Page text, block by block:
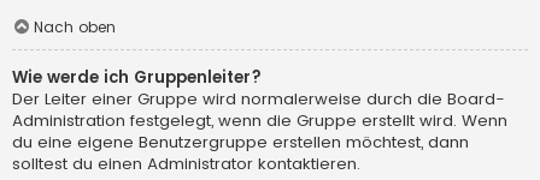
Nach oben
Wie werde ich Gruppenleiter?
Der Leiter einer Gruppe wird normalerweise durch die Board-
Administration festgelegt, wenn die Gruppe erstellt wird. Wenn
du eine eigene Benutzergruppe erstellen möchtest, dann
solltest du einen Administrator kontaktieren.